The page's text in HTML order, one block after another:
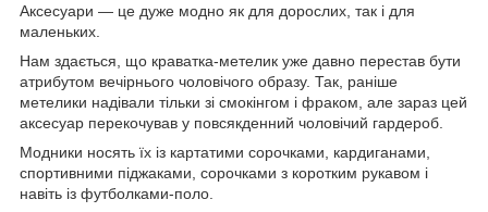
Аксесуари — це дуже модно як для дорослих, так і для
маленьких.
Нам здається, що краватка-метелик уже давно перестав бути
атрибутом вечірнього чоловічого образу. Так, раніше
метелики надівали тільки зі смокінгом і фраком, але зараз цей
аксесуар перекочував у повсякденний чоловічий гардероб.
Модники носять їх із картатими сорочками, кардиганами,
спортивними піджаками, сорочками з коротким рукавом і
навіть із футболками-поло.